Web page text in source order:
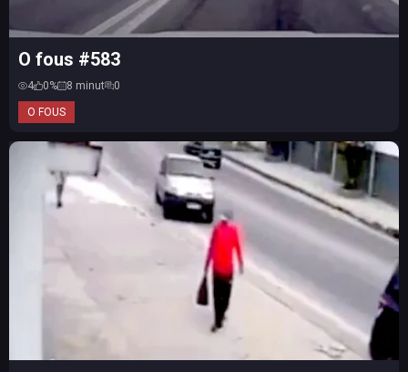
O FOUS
O fous #583
4 0% 8 minut 0